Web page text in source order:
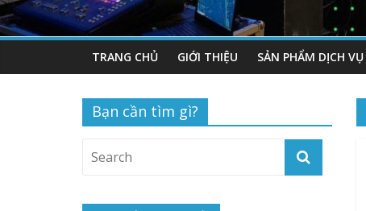
TRANG CHỦ GIỚI THIỆU SẢN PHẨM DỊCH VỤ
Bạn cần tìm gì?